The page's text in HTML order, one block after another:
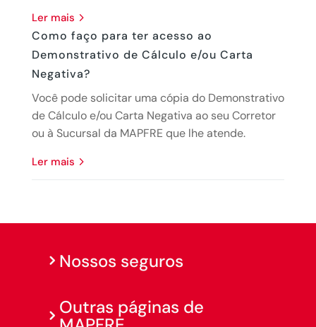
ler mais
Como faço para ter acesso ao
Demonstrativo de Cálculo e/ou Carta
Negativa?
Você pode solicitar uma cópia do Demonstrativo
de Cálculo e/ou Carta Negativa ao seu Corretor
ou à Sucursal da MAPFRE que lhe atende.
ler mais
Nossos seguros
Outras páginas de